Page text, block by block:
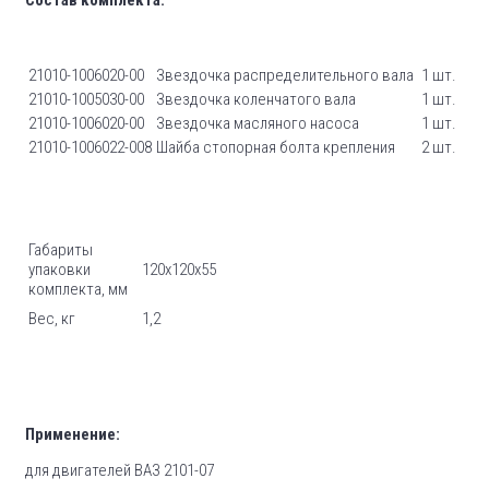
21010-1006020-00 Звездочка распределительного вала 1 шт.
21010-1005030-00
Звездочка коленчатого вала
1 шт.
21010-1006020-00
Звездочка масляного насоса
1 шт.
21010-1006022-008 Шайба стопорная болта крепления 2 шт.
Габариты
упаковки
комплекта, мм
120х120х55
Вес, кг 1,2
Применение:
для двигателей ВАЗ 2101-07